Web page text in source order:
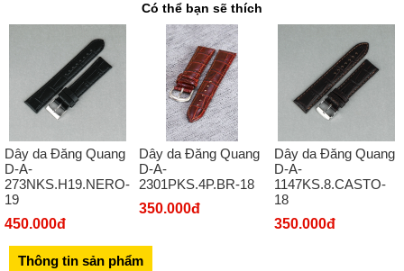
02437836542
Số 8 Trần Duy Hưng - Cầu Giấy - Hà Nội
02432232319
Số 413 Quang Trung - Hà Đông - Hà Nội
02432127660
Số 273 Nguyễn Văn Cừ - Long Biên - Hà Nội
02439392490
Sô 580 Ngã tư Trường Chinh - Hà Nội
Số 28 Chùa Thông - Sơn Tây - Hà Nội
Có thể bạn sẽ thích
Dây da Đăng Quang
D-A-
273NKS.H19.NERO-
19
450.000đ
Dây da Đăng Quang
D-A-
2301PKS.4P.BR-18
350.000đ
Dây da Đăng Quang
D-A-
1147KS.8.CASTO-
18
350.000đ
Thông tin sản phẩm